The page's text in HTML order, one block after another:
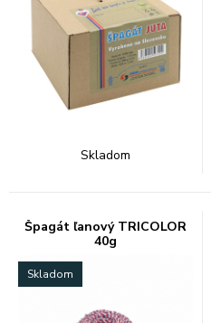
Skladom
Špagát ľanový TRICOLOR
40g
Skladom